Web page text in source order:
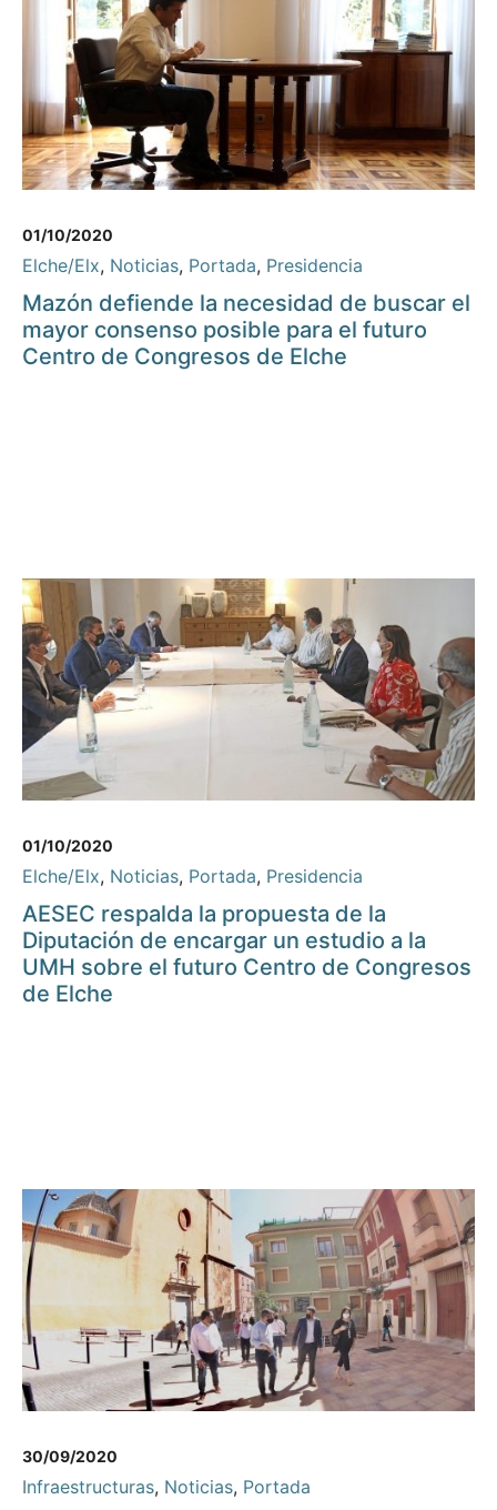
01/10/2020
Elche/Elx, Noticias, Portada, Presidencia
Mazón defiende la necesidad de buscar el
mayor consenso posible para el futuro
Centro de Congresos de Elche
01/10/2020
Elche/Elx, Noticias, Portada, Presidencia
AESEC respalda la propuesta de la
Diputación de encargar un estudio a la
UMH sobre el futuro Centro de Congresos
de Elche
30/09/2020
Infraestructuras, Noticias, Portada